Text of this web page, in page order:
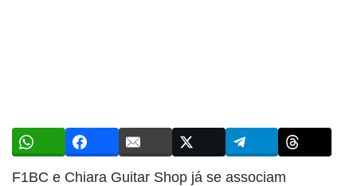
F1BC e Chiara Guitar Shop já se associam